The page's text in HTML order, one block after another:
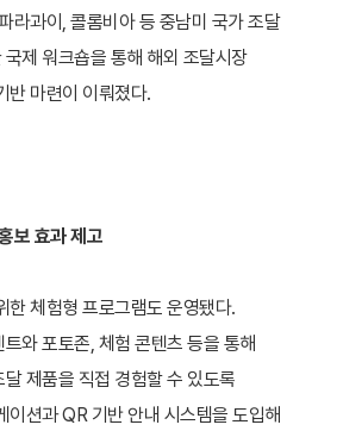
라과이, 콜롬비아 등 중남미 국가 조달
제 워크숍을 통해 해외 조달시장
반 마련이 이뤄졌다.
보 효과 제고
한 체험형 프로그램도 운영됐다.
와 포토존, 체험 콘텐츠 등을 통해
제품을 직접 경험할 수 있도록
이션과 QR 기반 안내 시스템을 도입해